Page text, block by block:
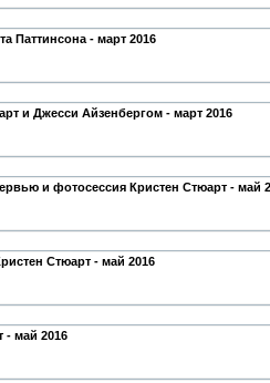
Паттинсона - март 2016
и Джесси Айзенбергом - март 2016
и фотосессия Кристен Стюарт - май
Стюарт - май 2016
- май 2016